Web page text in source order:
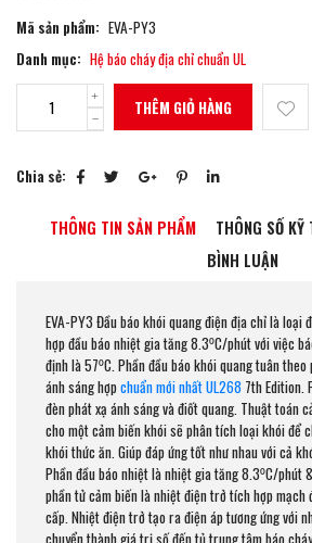
Mã sản phẩm: EVA-PY3
Danh mục: Hệ báo cháy địa chỉ chuẩn UL
THÊM GIỎ HÀNG
Chia sẻ:
THÔNG TIN SẢN PHẨM THÔNG SỐ KỸ
BÌNH LUẬN
EVA-PY3 Đầu báo khói quang điện địa chỉ là loại
hợp đầu báo nhiệt gia tăng 8.3⁰C/phút với việc
định là 57⁰C. Phần đầu báo khói quang tuân theo
ánh sáng hợpchuẩn mới nhất UL268 7th Edition.
đèn phát xạ ánh sáng và điốt quang. Thuật toán
cho một cảm biến khói sẽ phân tích loại khói để
khói thức ăn. Giúp đáp ứng tốt như nhau với cả
Phần đầu báo nhiệt là nhiệt gia tăng 8.3⁰C/phút
phần tử cảm biến là nhiệt điện trở tích hợp
cấp. Nhiệt điện trở tạo ra điện áp tương ứng với